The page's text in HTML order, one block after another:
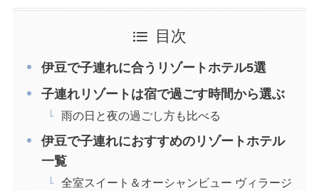
目次
伊豆で子連れに合うリゾートホテル5選
子連れリゾートは宿で過ごす時間から選ぶ
雨の日と夜の過ごし方も比べる
伊豆で子連れにおすすめのリゾートホテル
一覧
全室スイート＆オーシャンビュー ヴィラージ